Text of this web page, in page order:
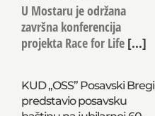
U Mostaru je održana
završna konferencija
projekta Race for Life[...]
KUD „OSS” Posavski Bregi
predstavio posavsku